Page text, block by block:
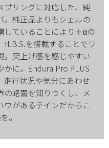
プリングに対応した、純
。純正品よりもシェルの
していることにより＋αの
を搭載することでワ
。突上げ感を感じやすい
かに。Endura Pro PLUS
走行状況や気分にあわせ
の路面を知りつくし、メ
ウがあるテインだからこ
。